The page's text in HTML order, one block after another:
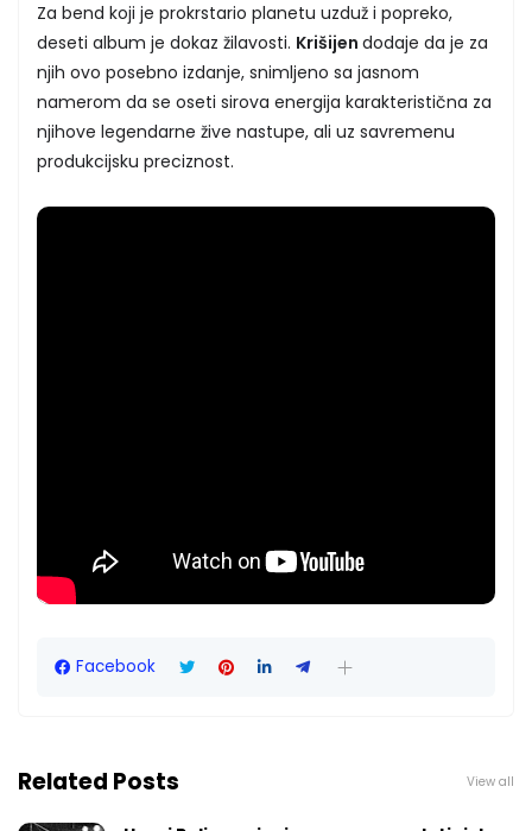
Za bend koji je prokrstario planetu uzduž i popreko,
deseti album je dokaz žilavosti. Krišijen dodaje da je za
njih ovo posebno izdanje, snimljeno sa jasnom
namerom da se oseti sirova energija karakteristična za
njihove legendarne žive nastupe, ali uz savremenu
produkcijsku preciznost.
Facebook
Related Posts View all